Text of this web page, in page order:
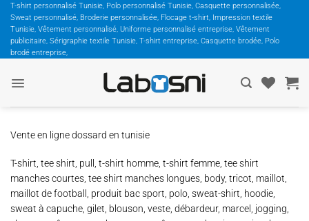
Passer
contenu
T-shirt personnalisé Tunisie, Polo personnalisé Tunisie, Casquette personnalisée,
Sweat personnalisé, Broderie personnalisée, Flocage t-shirt, Impression textile
Tunisie, Vêtement personnalisé, Uniforme personnalisé entreprise, Vêtement
publicitaire, Sérigraphie textile Tunisie, T-shirt entreprise, Casquette brodée, Polo
brodé entreprise,
Vente en ligne dossard en tunisie
T-shirt, tee shirt, pull, t-shirt homme, t-shirt femme, tee shirt
manches courtes, tee shirt manches longues, body, tricot, maillot,
maillot de football, produit bac sport, polo, sweat-shirt, hoodie,
sweat à capuche, gilet, blouson, veste, débardeur, marcel, jogging,